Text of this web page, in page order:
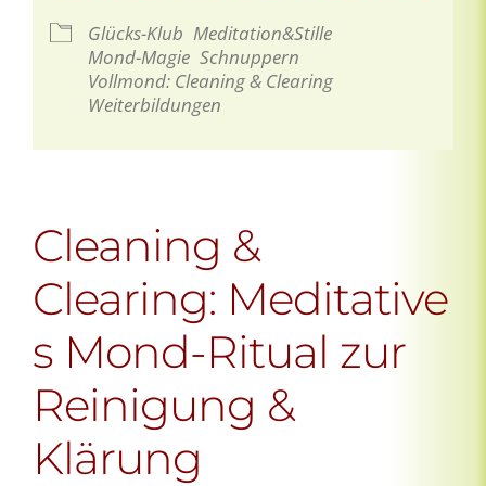
Glücks-Klub Meditation&Stille
Mond-Magie Schnuppern
Vollmond: Cleaning & Clearing
Weiterbildungen
Cleaning &
Clearing: Meditative
s Mond-Ritual zur
Reinigung &
Klärung